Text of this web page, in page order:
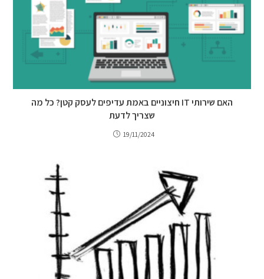
האם שירותי IT חיצוניים באמת עדיפים לעסק קטן? כל מה
שצריך לדעת
19/11/2024